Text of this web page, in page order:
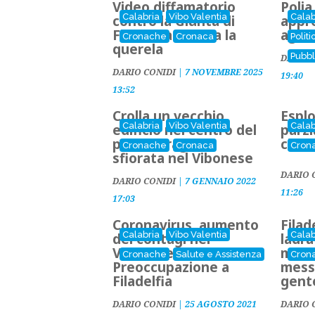
Calabria
Vibo Valentia
Cronache
Cronaca
Video diffamatorio
contro la Giunta di
Filadelfia: scatta la
querela
DARIO CONIDI| 7 NOVEMBRE 2025
13:52
DARIO
19:40
Calabria
Vibo Valentia
Cronache
Cronaca
Crolla un vecchio
edificio nel centro del
paese, tragedia
sfiorata nel Vibonese
DARIO CONIDI| 7 GENNAIO 2022
17:03
DARIO
11:26
Calabria
Vibo Valentia
Cronache
Salute e Assistenza
Coronavirus, aumento
dei contagi nel
Vibonese.
Preoccupazione a
Filadelfia
DARIO CONIDI| 25 AGOSTO 2021
DARIO